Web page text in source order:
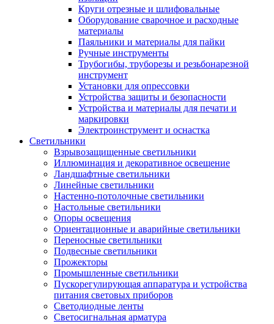
Круги отрезные и шлифовальные
Оборудование сварочное и расходные
материалы
Паяльники и материалы для пайки
Ручные инструменты
Трубогибы, труборезы и резьбонарезной
инструмент
Установки для опрессовки
Устройства защиты и безопасности
Устройства и материалы для печати и
маркировки
Электроинструмент и оснастка
Светильники
Взрывозащищенные светильники
Иллюминация и декоративное освещение
Ландшафтные светильники
Линейные светильники
Настенно-потолочные светильники
Настольные светильники
Опоры освещения
Ориентационные и аварийные светильники
Переносные светильники
Подвесные светильники
Прожекторы
Промышленные светильники
Пускорегулирующая аппаратура и устройства
питания световых приборов
Светодиодные ленты
Светосигнальная арматура